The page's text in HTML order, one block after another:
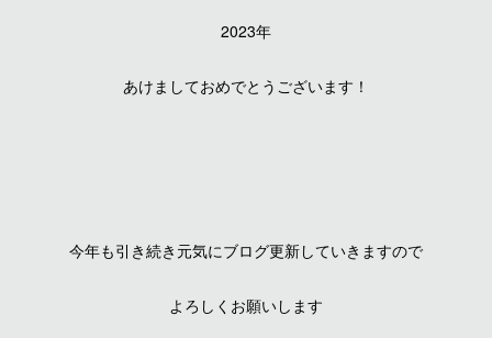
2023年
あけましておめでとうございます！
今年も引き続き元気にブログ更新していきますので
よろしくお願いします